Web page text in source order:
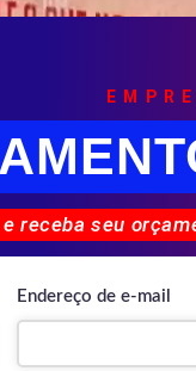
receba seu
Endereço de e-mail